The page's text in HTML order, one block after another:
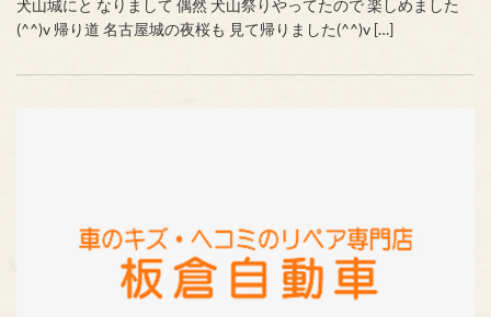
犬山城にと なりまして 偶然 犬山祭りやってたので 楽しめました
(^^)v 帰り道 名古屋城の夜桜も 見て帰りました(^^)v […]